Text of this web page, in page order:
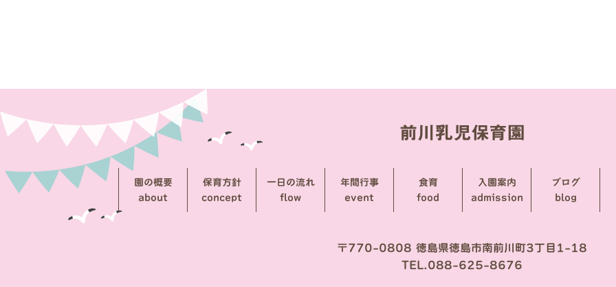
ー
シ
ョ
ン
園の概要
about
保育方針
concept
一日の流れ
flow
年間行事
event
食育
food
入園案内
admission
ブログ
blog
〒770-0808 徳島県徳島市南前川町3丁目1-18
TEL.088-625-8676